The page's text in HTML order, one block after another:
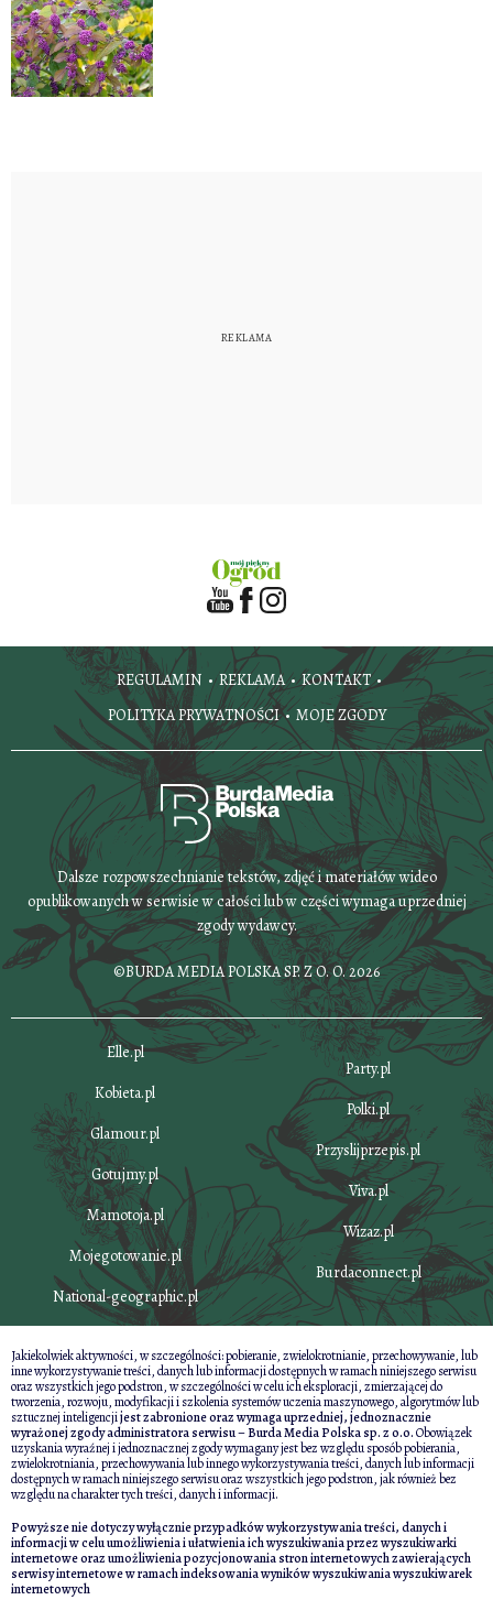
REGULAMIN REKLAMA
KONTAKT
POLITYKA PRYWATNOŚCI
MOJE ZGODY
Dalsze rozpowszechnianie tekstów, zdjęć i materiałów wideo
opublikowanych w serwisie w całości lub w części wymaga uprzedniej
zgody wydawcy.
©BURDA MEDIA POLSKA SP. Z O. O. 2026
Elle.pl
Kobieta.pl
Glamour.pl
Gotujmy.pl
Mamotoja.pl
Mojegotowanie.pl
National-geographic.pl
Party.pl
Polki.pl
Przyslijprzepis.pl
Viva.pl
Wizaz.pl
Burdaconnect.pl
Jakiekolwiek aktywności, w szczególności: pobieranie, zwielokrotnianie, przechowywanie, lub
inne wykorzystywanie treści, danych lub informacji dostępnych w ramach niniejszego serwisu
oraz wszystkich jego podstron, w szczególności w celu ich eksploracji, zmierzającej do
tworzenia, rozwoju, modyfikacji i szkolenia systemów uczenia maszynowego, algorytmów lub
sztucznej inteligencjijest zabronione oraz wymaga uprzedniej, jednoznacznie
wyrażonej zgody administratora serwisu – Burda Media Polska sp. z o.o.Obowiązek
uzyskania wyraźnej i jednoznacznej zgody wymagany jest bez względu sposób pobierania,
zwielokrotniania, przechowywania lub innego wykorzystywania treści, danych lub informacji
dostępnych w ramach niniejszego serwisu oraz wszystkich jego podstron, jak również bez
względu na charakter tych treści, danych i informacji.
Powyższe nie dotyczy wyłącznie przypadków wykorzystywania treści, danych i
informacji w celu umożliwienia i ułatwienia ich wyszukiwania przez wyszukiwarki
internetowe oraz umożliwienia pozycjonowania stron internetowych zawierających
serwisy internetowe w ramach indeksowania wyników wyszukiwania wyszukiwarek
internetowych